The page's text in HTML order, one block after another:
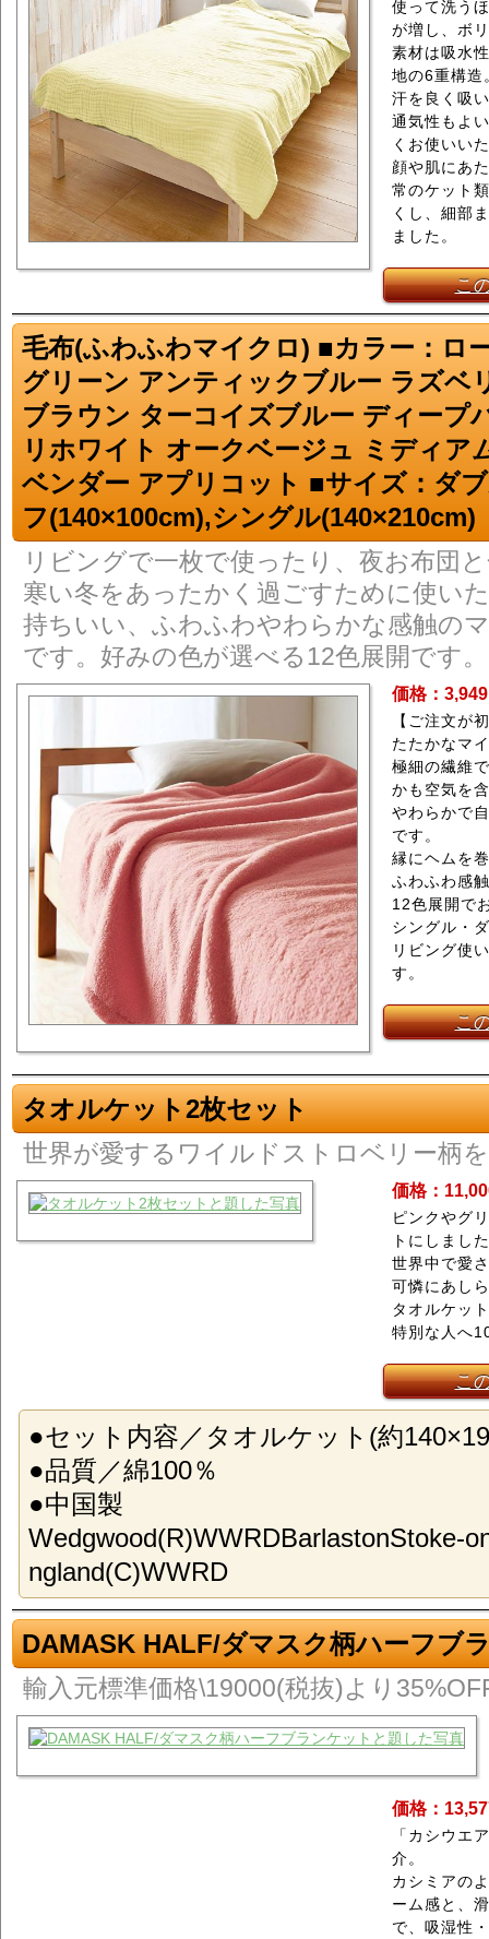
使って洗う
が増し、ボ
素材は吸水
地の6重構造
汗を良く吸
通気性もよ
くお使いい
顔や肌にあ
常のケット
くし、細部
ました。
こ
毛布(ふわふわマイクロ) ■カラー：ロ
グリーン アンティックブルー ラズベ
ブラウン ターコイズブルー ディープ
リホワイト オークベージュ ミディア
ベンダー アプリコット ■サイズ：ダ
フ(140×100cm),シングル(140×210cm)
リビングで一枚で使ったり、夜お布団
寒い冬をあったかく過ごすために使い
持ちいい、ふわふわやわらかな感触の
です。好みの色が選べる12色展開です。
価格：
【ご注文が
たたかなマ
極細の繊維
かも空気を
やわらかで
です。
縁にヘムを
ふわふわ感
12色展開で
シングル・
リビング使
す。
こ
タオルケット2枚セット
世界が愛するワイルドストロベリー柄
価格：
ピンクやグ
トにしまし
世界中で愛
可憐にあし
タオルケッ
特別な人へ
こ
●セット内容／タオルケット(約
●品質／綿100％
●中国製
Wedgwood(R)WWRDBarlastonStoke-
ngland(C)WWRD
DAMASK HALF/ダマスク柄ハーフブ
輸入元標準価格\19000(税抜)より
価格：
「カシウエ
介。
カシミアの
ーム感と、
で、吸湿性